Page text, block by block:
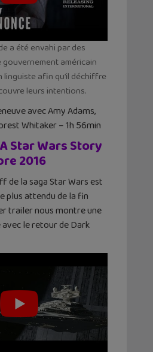
a été envahi par des
américain
linguiste afin qu’il déchiffre
leurs intentions.
avec Amy Adams,
Whitaker – 1h 56min
Star Wars Story
2016
de la saga Star Wars est
plus attendu de la fin
trailer nous montre une
le retour de Dark